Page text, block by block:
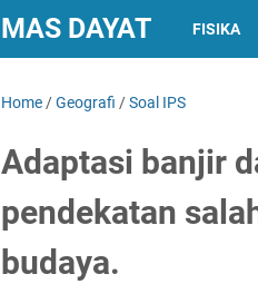
MAS DAYAT FISIKA
Home /Geografi /Soal IPS
Adaptasi banjir
pendekatan
budaya.